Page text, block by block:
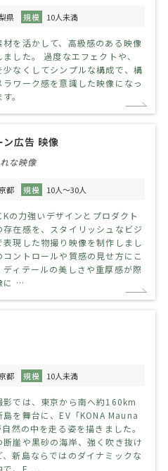
県 規模 10人未満
材を活かして、高級感のある映像
ました。 過度なエフェクトや、
少なくしてシンプルな構成で、構
ラワーク感を意識した映像になっ
。
広告 映像
な映像
都 規模 10人～30人
の力強いデザインとプロダクト
存在感を、スタイリッシュなビジ
表現した物撮り映像を制作しまし
コントロールや質感の見せ方にこ
ディテールの美しさや重厚感が際
に …
都 規模 10人未満
影では、東京から南へ約160km
島を舞台に、EV「KONA Mauna
然の中を走る姿を描きました。
断崖や黒砂の海岸、強く吹き抜け
、新島ならではのダイナミックな